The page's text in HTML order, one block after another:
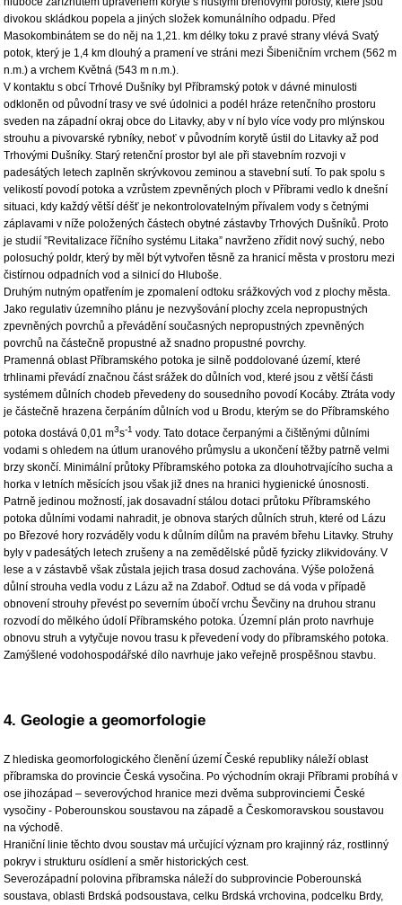
divokou skládkou popela a jiných složek komunálního odpadu. Před
Masokombinátem se do něj na 1,21. km délky toku z pravé strany vlévá Svatý
potok, který je 1,4 km dlouhý a pramení ve stráni mezi Šibeničním vrchem (562 m
n.m.) a vrchem Květná (543 m n.m.).
V kontaktu s obcí Trhové Dušníky byl Příbramský potok v dávné minulosti
odkloněn od původní trasy ve své údolnici a podél hráze retenčního prostoru
sveden na západní okraj obce do Litavky, aby v ní bylo více vody pro mlýnskou
strouhu a pivovarské rybníky, neboť v původním korytě ústil do Litavky až pod
Trhovými Dušníky. Starý retenční prostor byl ale při stavebním rozvoji v
padesátých letech zaplněn skrývkovou zeminou a stavební sutí. To pak spolu s
velikostí povodí potoka a vzrůstem zpevněných ploch v Příbrami vedlo k dnešní
situaci, kdy každý větší déšť je nekontrolovatelným přívalem vody s četnými
záplavami v níže položených částech obytné zástavby Trhových Dušníků. Proto
je studií ”Revitalizace říčního systému Litaka” navrženo zřídit nový suchý, nebo
polosuchý poldr, který by měl být vytvořen těsně za hranicí města v prostoru mezi
čistírnou odpadních vod a silnicí do Hluboše.
Druhým nutným opatřením je zpomalení odtoku srážkových vod z plochy města.
Jako regulativ územního plánu je nezvyšování plochy zcela nepropustných
zpevněných povrchů a převádění současných nepropustných zpevněných
povrchů na částečně propustné až snadno propustné povrchy.
Pramenná oblast Příbramského potoka je silně poddolované území, které
trhlinami převádí značnou část srážek do důlních vod, které jsou z větší části
systémem důlních chodeb převedeny do sousedního povodí Kocáby. Ztráta vody
je částečně hrazena čerpáním důlních vod u Brodu, kterým se do Příbramského
potoka dostává 0,01 m3s-1 vody. Tato dotace čerpanými a čištěnými důlními
vodami s ohledem na útlum uranového průmyslu a ukončení těžby patrně velmi
brzy skončí. Minimální průtoky Příbramského potoka za dlouhotrvajícího sucha a
horka v letních měsících jsou však již dnes na hranici hygienické únosnosti.
Patrně jedinou možností, jak dosavadní stálou dotaci průtoku Příbramského
potoka důlními vodami nahradit, je obnova starých důlních struh, které od Lázu
po Březové hory rozváděly vodu k důlním dílům na pravém břehu Litavky. Struhy
byly v padesátých letech zrušeny a na zemědělské půdě fyzicky zlikvidovány. V
lese a v zástavbě však zůstala jejich trasa dosud zachována. Výše položená
důlní strouha vedla vodu z Lázu až na Zdaboř. Odtud se dá voda v případě
obnovení strouhy převést po severním úbočí vrchu Ševčiny na druhou stranu
rozvodí do mělkého údolí Příbramského potoka. Územní plán proto navrhuje
obnovu struh a vytyčuje novou trasu k převedení vody do příbramského potoka.
Zamýšlené vodohospodářské dílo navrhuje jako veřejně prospěšnou stavbu.
4. Geologie a geomorfologie
Z hlediska geomorfologického členění území České republiky náleží oblast
příbramska do provincie Česká vysočina. Po východním okraji Příbrami probíhá v
ose jihozápad – severovýchod hranice mezi dvěma subprovinciemi České
vysočiny - Poberounskou soustavou na západě a Českomoravskou soustavou
na východě.
Hraniční linie těchto dvou soustav má určující význam pro krajinný ráz, rostlinný
pokryv i strukturu osídlení a směr historických cest.
Severozápadní polovina příbramska náleží do subprovincie Poberounská
soustava, oblasti Brdská podsoustava, celku Brdská vrchovina, podcelku Brdy,